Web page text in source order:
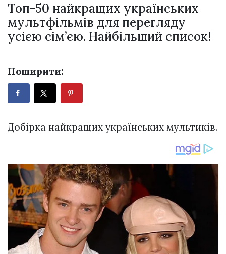
Топ-50 найкращих українських
мультфільмів для перегляду
усією сім’єю. Найбільший список!
Поширити:
Добірка найкращих українських мультиків.